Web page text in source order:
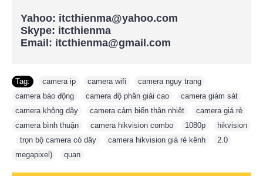
Yahoo: itcthienma@yahoo.com
Skype: itcthienma
Email: itcthienma@gmail.com
Tag: camera ip camera wifi camera ngụy trang
camera báo động
camera độ phân giải cao camera giám sát
camera không dây
camera cảm biến thân nhiệt camera giá rẻ
camera bình thuận
camera hikvision combo 1080p
hikvision
trọn bộ camera có dây camera hikvision giá rẻ kênh 2.0
megapixel)
quan